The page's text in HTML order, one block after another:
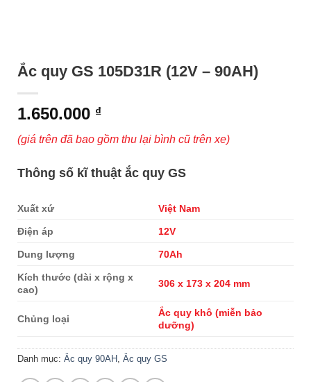
Ắc quy GS 105D31R (12V – 90AH)
1.650.000 ₫
(giá trên đã bao gồm thu lại bình cũ trên xe)
Thông số kĩ thuật ắc quy GS
Xuất xứ Việt Nam
Điện áp 12V
Dung lượng 70Ah
Kích thước (dài x rộng x
cao)
306 x 173 x 204 mm
Chủng loại
Ắc quy khô (miễn bảo
dưỡng)
Danh mục: Ắc quy 90AH Ắc quy GS